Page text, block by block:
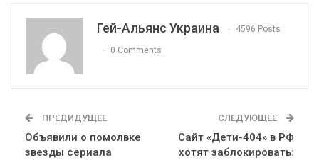
Гей-Альянс Украина 4596 Posts
0 Comments
ПРЕДИДУЩЕЕ
Объявили о помолвке
звезды сериала
СЛЕДУЮЩЕЕ
Сайт «Дети-404» в РФ
хотят заблокировать: